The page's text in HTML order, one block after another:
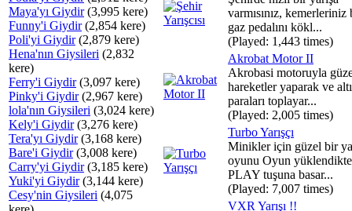
Maya'yı Giydir(3,995 kere)
Funny'i Giydir(2,854 kere)
Poli'yi Giydir(2,879 kere)
Hena'nın Giysileri (2,832
kere)
Ferry'i Giydir(3,097 kere)
Pinky'i Giydir(2,967 kere)
lola'nın Giysileri (3,024 kere)
Kely'i Giydir(3,276 kere)
Tera'yı Giydir(3,168 kere)
Bare'i Giydir(3,008 kere)
Carry'yi Giydir(3,185 kere)
Yuki'yi Giydir(3,144 kere)
Cesy'nin Giysileri (4,075
varmısınız, kemerleriniz
gaz pedalını kökl...
(Played: 1,443 times)
Akrobat Motor II
Akrobasi motoruyla
hareketler yaparak ve
paraları toplayar...
(Played: 2,005 times)
Turbo Yarışçı
Minikler için güzel bir
oyunu Oyun
PLAY tuşuna basar...
(Played: 7,007 times)
VXR Yarışı !!